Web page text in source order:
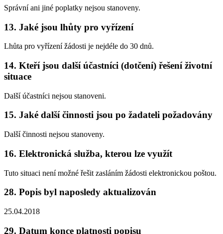
Správní ani jiné poplatky nejsou stanoveny.
13. Jaké jsou lhůty pro vyřízení
Lhůta pro vyřízení žádosti je nejdéle do 30 dnů.
14. Kteří jsou další účastníci (dotčení) řešení životní
situace
Další účastníci nejsou stanoveni.
15. Jaké další činnosti jsou po žadateli požadovány
Další činnosti nejsou stanoveny.
16. Elektronická služba, kterou lze využít
Tuto situaci není možné řešit zasláním žádosti elektronickou poštou.
28. Popis byl naposledy aktualizován
25.04.2018
29. Datum konce platnosti popisu